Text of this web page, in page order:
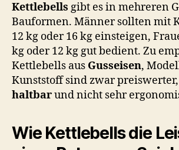
Kettlebells gibt es in mehreren
Bauformen. Männer sollten mit
12 kg oder 16 kg einsteigen,
kg oder 12 kg gut bedient. Zu
Kettlebells aus Gusseisen,
Kunststoff sind zwar
haltbarund nicht sehr
Wie Kettlebells die